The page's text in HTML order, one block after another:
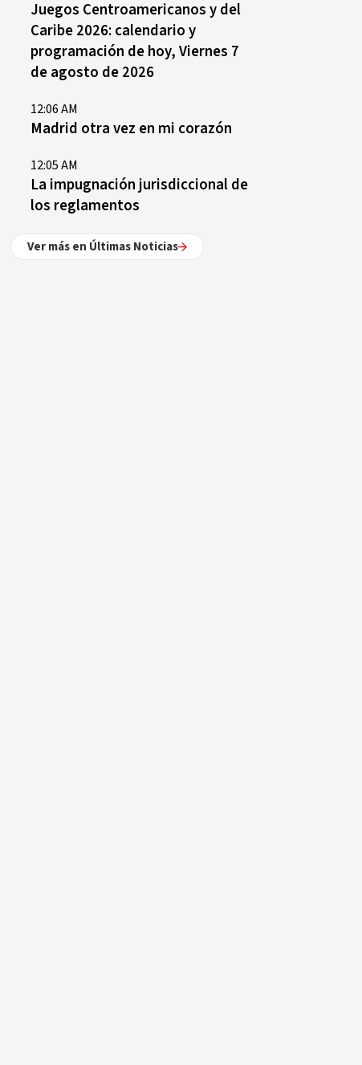
Juegos Centroamericanos y del
Caribe 2026: calendario y
programación de hoy, Viernes 7
de agosto de 2026
12:06 AM
Madrid otra vez en mi corazón
12:05 AM
La impugnación jurisdiccional de
los reglamentos
Ver más en Últimas Noticias